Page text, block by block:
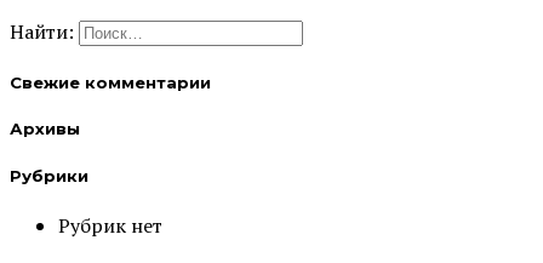
Найти:
Свежие комментарии
Архивы
Рубрики
Рубрик нет